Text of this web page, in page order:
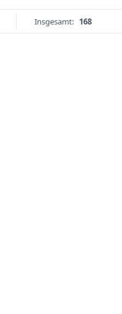
Insgesamt: 168